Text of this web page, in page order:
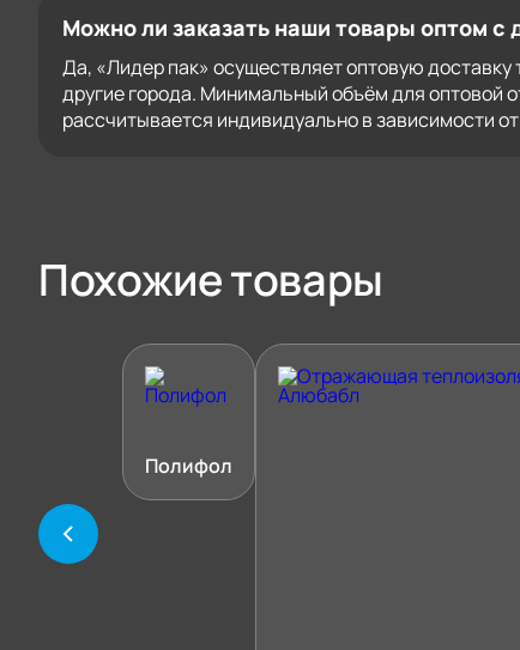
Можно ли заказать наши товары оптом с
Да, «Лидер пак» осуществляет оптовую
другие города. Минимальный объём для оптовой
рассчитывается индивидуально в зависимости
Похожие товары
Полифол